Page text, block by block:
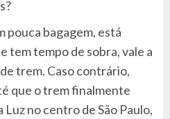
pouca bagagem, está
tem tempo de sobra, vale a
trem. Caso contrário,
que o trem finalmente
no centro de São Paulo,